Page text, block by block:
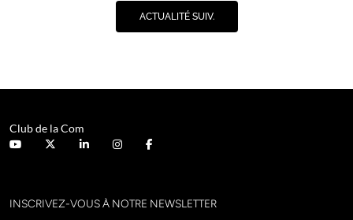
ACTUALITÉ SUIV.
Club de la Com
INSCRIVEZ-VOUS À NOTRE NEWSLETTER